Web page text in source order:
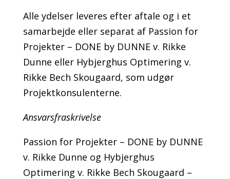
Alle ydelser leveres efter aftale og i et
samarbejde eller separat af Passion for
Projekter – DONE by DUNNE v. Rikke
Dunne eller Hybjerghus Optimering v.
Rikke Bech Skougaard, som udgør
Projektkonsulenterne.
Ansvarsfraskrivelse
Passion for Projekter – DONE by DUNNE
v. Rikke Dunne og Hybjerghus
Optimering v. Rikke Bech Skougaard –